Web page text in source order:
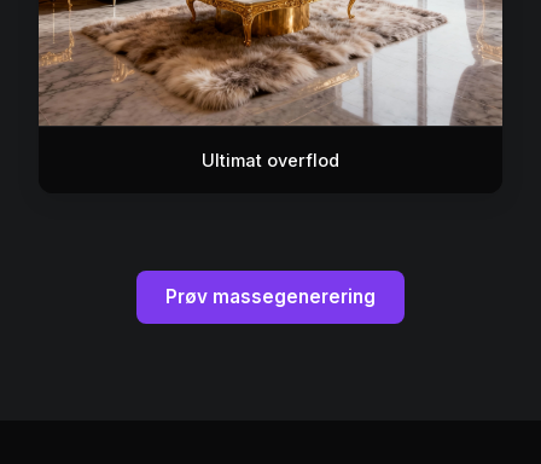
Ultimat overflod
Prøv massegenerering